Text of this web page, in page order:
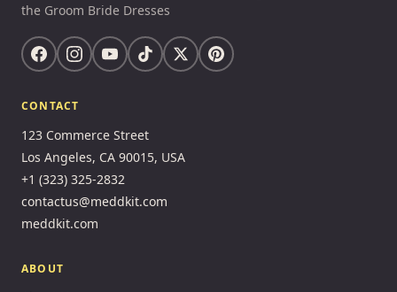
the Groom Bride Dresses
CONTACT
123 Commerce Street
Los Angeles, CA 90015, USA
+1 (323) 325-2832
contactus@meddkit.com
meddkit.com
ABOUT